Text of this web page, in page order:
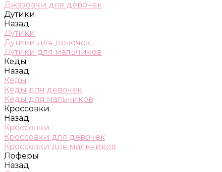
Джазовки для девочек
Дутики
Назад
Дутики
Дутики для девочек
Дутики для мальчиков
Кеды
Назад
Кеды
Кеды для девочек
Кеды для мальчиков
Кроссовки
Назад
Кроссовки
Кроссовки для девочек
Кроссовки для мальчиков
Лоферы
Назад